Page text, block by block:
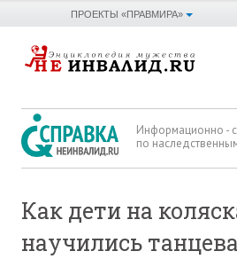
ПРОЕКТЫ «ПРАВМИРА»
Информационно -
по
Как дети на
научились